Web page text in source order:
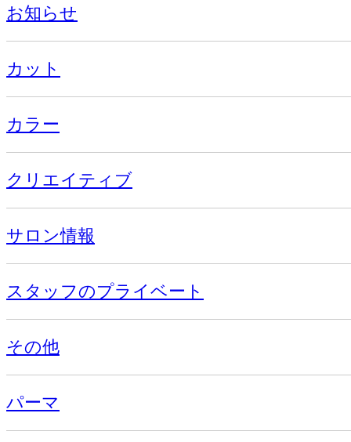
お知らせ
カット
カラー
クリエイティブ
サロン情報
スタッフのプライベート
その他
パーマ